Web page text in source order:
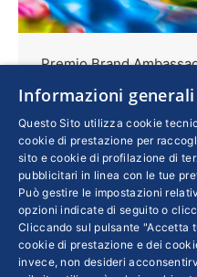
Premio Brand
Assolombarda
Confindustria DiGIULIA
16 Maggio 2019
Assolombarda –
e Brianza, Lodi – si
Ambassador 2019
Impatto”. Ne
marketing Francesca
Informazioni generali
Questo Sito utilizza cookie
cookie di prestazione per
sito e cookie di profilazione di
pubblicitari in linea con le tue
Può gestire le impostazioni
opzioni indicate di seguito o
Cliccando sul pulsante "Accetta
cookie di prestazione e dei
invece, non desideri